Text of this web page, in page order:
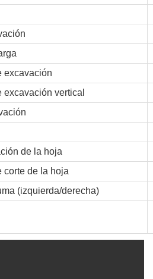
excavación
excavación vertical
de la hoja
corte de la hoja
(izquierda/derecha)